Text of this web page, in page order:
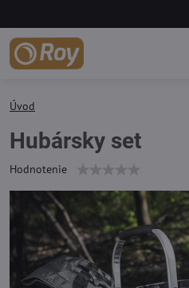
Úvod
Hubársky set
Hodnotenie